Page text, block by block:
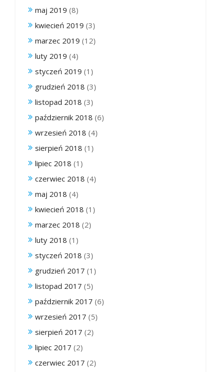
maj 2019 (8)
kwiecień 2019 (3)
marzec 2019 (12)
luty 2019 (4)
styczeń 2019 (1)
grudzień 2018 (3)
listopad 2018 (3)
październik 2018 (6)
wrzesień 2018 (4)
sierpień 2018 (1)
lipiec 2018 (1)
czerwiec 2018 (4)
maj 2018 (4)
kwiecień 2018 (1)
marzec 2018 (2)
luty 2018 (1)
styczeń 2018 (3)
grudzień 2017 (1)
listopad 2017 (5)
październik 2017 (6)
wrzesień 2017 (5)
sierpień 2017 (2)
lipiec 2017 (2)
czerwiec 2017 (2)